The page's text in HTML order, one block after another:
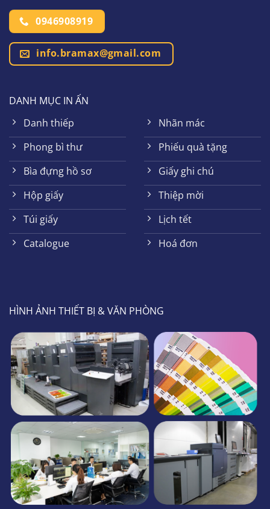
0946908919
info.bramax@gmail.com
DANH MỤC IN ẤN
Danh thiếp
Phong bì thư
Bìa đựng hồ sơ
Hộp giấy
Túi giấy
Catalogue
Nhãn mác
Phiếu quà tặng
Giấy ghi chú
Thiệp mời
Lịch tết
Hoá đơn
HÌNH ẢNH THIẾT BỊ & VĂN PHÒNG